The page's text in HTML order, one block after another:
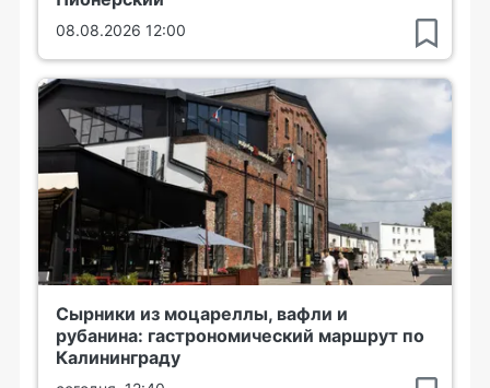
08.08.2026 12:00
Сырники из моцареллы, вафли и
рубанина: гастрономический маршрут по
Калининграду